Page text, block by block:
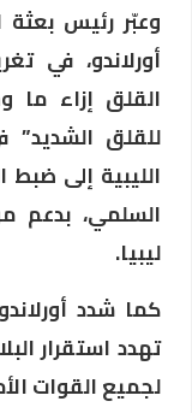
وعبّر رئيس بعثة
أورلاندو، في
القلق إزاء ما
للقلق الشديد”
الليبية إلى ضبط
السلمي، بدعم
ليبيا.
كما شدد
تهدد استقرار
لجميع القوات